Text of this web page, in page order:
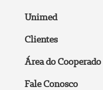
Unimed
Clientes
Área do Cooperado
Fale Conosco